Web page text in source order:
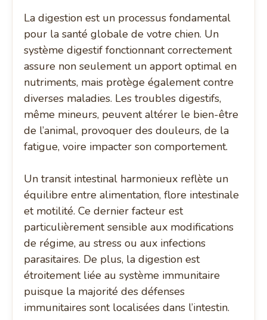
La digestion est un processus fondamental
pour la santé globale de votre chien. Un
système digestif fonctionnant correctement
assure non seulement un apport optimal en
nutriments, mais protège également contre
diverses maladies. Les troubles digestifs,
même mineurs, peuvent altérer le bien-être
de l’animal, provoquer des douleurs, de la
fatigue, voire impacter son comportement.
Un transit intestinal harmonieux reflète un
équilibre entre alimentation, flore intestinale
et motilité. Ce dernier facteur est
particulièrement sensible aux modifications
de régime, au stress ou aux infections
parasitaires. De plus, la digestion est
étroitement liée au système immunitaire
puisque la majorité des défenses
immunitaires sont localisées dans l’intestin.